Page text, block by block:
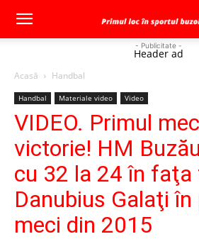
- Publicitate -
Header ad
Acasă Handbal
Handbal Materiale video Video
VIDEO. Primul
victorie! HM
cu 32 la 24 în
Danubius Galaţi în
meci din 2015